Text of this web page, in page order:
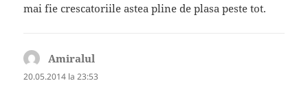
mai fie crescatoriile astea pline de plasa peste tot.
Amiralul
20.05.2014 la 23:53